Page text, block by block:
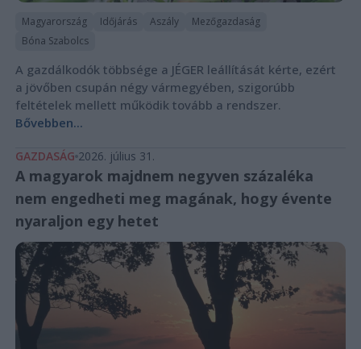
Magyarország Időjárás Aszály
Mezőgazdaság
Bóna Szabolcs
A gazdálkodók többsége a JÉGER leállítását kérte, ezért
a jövőben csupán négy vármegyében, szigorúbb
feltételek mellett működik tovább a rendszer.
Bővebben...
GAZDASÁG 2026. július 31.
A magyarok majdnem negyven százaléka
nem engedheti meg magának, hogy évente
nyaraljon egy hetet